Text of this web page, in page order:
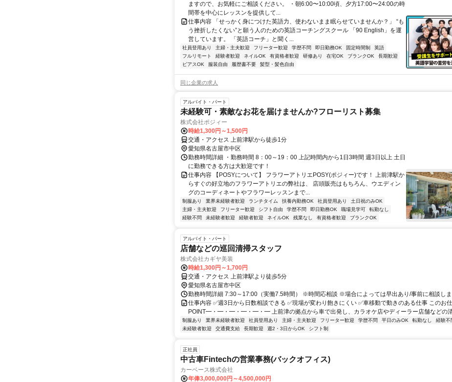
ますので、お気軽にご相談ください。 ・朝6:00〜10:00頃、夕方17:00〜24:00の時
間帯を中心にレッスンを提供して...
仕事内容 「せっかく身につけた英語力、使わないまま眠らせていませんか？」 “も
う挫折したくない”と願う人のための英語コーチングスクール 「90 English」を運
営しています。 「英語コーチ」と聞く...
社員登用あり 主婦・主夫歓迎 フリーター歓迎 学歴不問 即日勤務OK 固定時間制
英語
フルリモート
経験者歓迎 ネイルOK 有資格者歓迎 研修あり 在宅OK ブランクOK
長期歓迎
ピアスOK
服装自由 履歴書不要 髪型・髪色自由
同じ企業の求人
アルバイト・パート
未経験可・素敵なお花を届けませんか?フローリスト募集
株式会社ポジィー
時給1,300円～1,500円
交通・アクセス 上前津駅から徒歩1分
愛知県名古屋市中区
勤務時間詳細 ・勤務時間 8：00～19：00 上記時間内から1日3時間 週3日以上 土日
に勤務できる方は大歓迎です！
仕事内容 【POSYについて】 フラワーアトリエPOSY(ポジィー)です！ 上前津駅か
らすぐの好立地のフラワーアトリエの弊社は、 店頭販売はもちろん、ウエディン
グのコーディネートやフラワーレッスンまで...
制服あり 業界未経験者歓迎 ランチタイム 扶養内勤務OK 社員登用あり
土日祝のみOK
主婦・主夫歓迎
フリーター歓迎 シフト自由 学歴不問 即日勤務OK 職場見学可
転勤なし
経験不問
未経験者歓迎 経験者歓迎 ネイルOK 残業なし 有資格者歓迎 ブランクOK
アルバイト・パート
店舗などの巡回清掃スタッフ
株式会社カギヤ美装
時給1,300円～1,700円
交通・アクセス 上前津駅より徒歩5分
愛知県名古屋市中区
勤務時間詳細 7:30～17:00（実働7.5時間） ※時間応相談 ※場合によっては早出あり/事前に相談し
仕事内容 ✅週3日から日数相談できる ✅現場が変わり飽きにくい ✅車移動で動きのある仕事 このお
POINT━・━・━・━・━・━ 上前津の拠点から車で出発し、カラオケ店やディーラー店舗などの
制服あり 業界未経験者歓迎 社員登用あり 主婦・主夫歓迎 フリーター歓迎 学歴不問 平日のみOK 転勤なし
経験不
未経験者歓迎
交通費支給 長期歓迎 週2・3日からOK シフト制
正社員
中古車Fintechの営業事務(バックオフィス)
カーベース株式会社
年俸3,000,000円～4,500,000円